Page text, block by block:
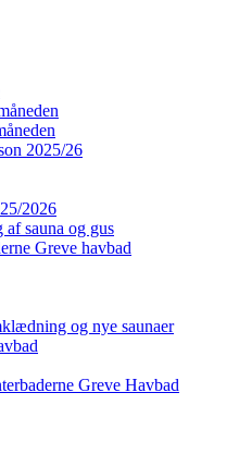
2025/26
2026
sauna og gus
Greve havbad
og nye saunaer
Greve Havbad